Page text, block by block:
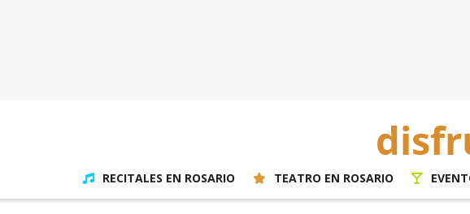
RECITALES EN ROSARIO TEATRO EN ROSARIO